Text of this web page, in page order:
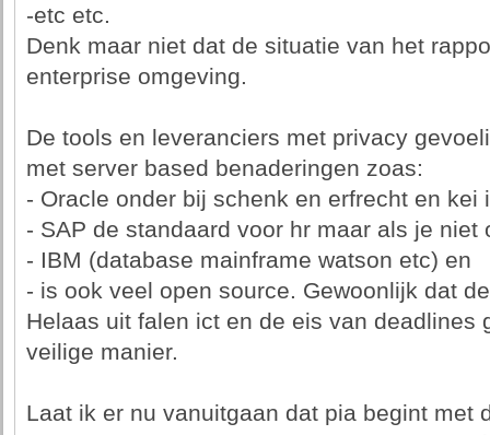
-etc etc.
Denk maar niet dat de situatie van het
enterprise omgeving.
De tools en leveranciers met privacy
met server based benaderingen zoas:
- Oracle onder bij schenk en erfrecht en kei
- SAP de standaard voor hr maar als je niet
- IBM (database mainframe watson etc) en
- is ook veel open source. Gewoonlijk dat
Helaas uit falen ict en de eis van deadlines
veilige manier.
Laat ik er nu vanuitgaan dat pia begint met